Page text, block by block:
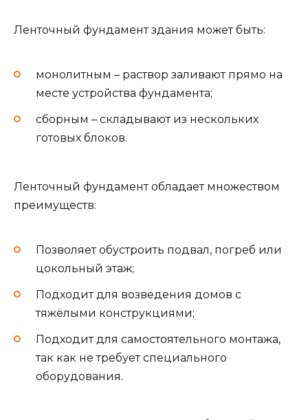
Ленточный фундамент здания может быть:
монолитным – раствор заливают прямо на
месте устройства фундамента;
сборным – складывают из нескольких
готовых блоков.
Ленточный фундамент обладает множеством
преимуществ:
Позволяет обустроить подвал, погреб или
цокольный этаж;
Подходит для возведения домов с
тяжёлыми конструкциями;
Подходит для самостоятельного монтажа,
так как не требует специального
оборудования.